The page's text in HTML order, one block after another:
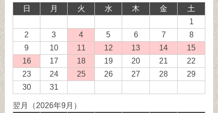
日
月 火 水 木 金
土
1
2
3 4
送
業
務
休
日
5 6 7
8
9
10 11
務
休
12
務
休
13
務
休
14
務
休
15
務
休
16発
業
務
休
17 18発
送
務
19 20 21
22
23
24 25発
26 27 28
29
30
31
翌月（2026年9月）